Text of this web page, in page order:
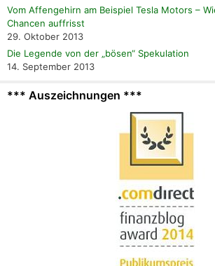
Vom Affengehirn am Beispiel Tesla Motors –
Chancen auffrisst
29. Oktober 2013
Die Legende von der „bösen“ Spekulation
14. September 2013
*** Auszeichnungen ***